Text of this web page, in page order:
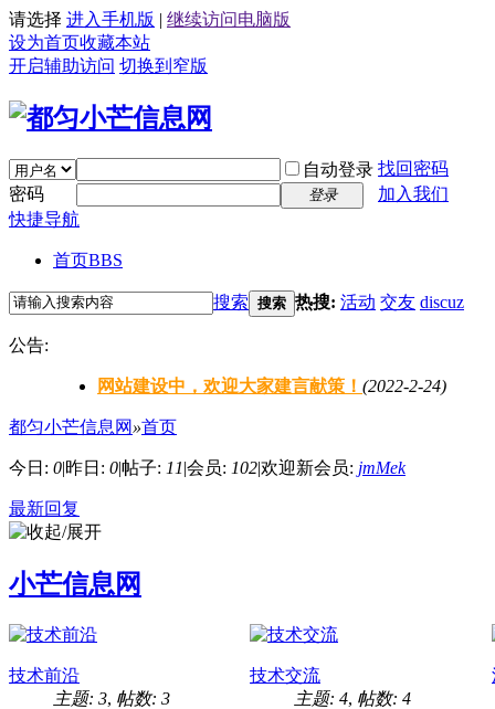
请选择 进入手机版 | 继续访问电脑版
设为首页收藏本站
开启辅助访问 切换到窄版
自动登录 找回密码
密码
登录
加入我们
快捷导航
首页BBS
搜索 搜索 热搜: 活动 交友 discuz
公告:
网站建设中，欢迎大家建言献策！ (2022-2-24)
都匀小芒信息网 »首页
今日: 0|昨日: 0|帖子: 11|会员: 102|欢迎新会员: jmMek
最新回复
小芒信息网
技术前沿
主题: 3, 帖数: 3
技术交流
主题: 4, 帖数: 4